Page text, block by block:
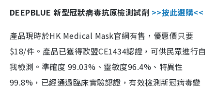
DEEPBLUE 新型冠狀病毒抗原檢測試劑 >>按此選購<<
產品現時於HK Medical Mask官網有售，優惠價只要
$18/件。產品已獲得歐盟CE1434認證，可供民眾進行自
我檢測。準確度 99.03%、靈敏度96.4%、特異性
99.8%，已經通過臨床實驗認證，有效檢測新冠病毒變